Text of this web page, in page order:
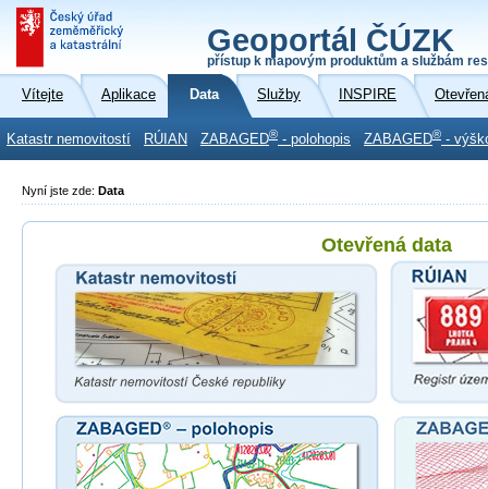
Geoportál ČÚZK
přístup k mapovým produktům a službám
Vítejte Aplikace Data Služby INSPIRE
Katastr nemovitostí RÚIAN ZABAGED® - polohopis ZABAGED® -
Nyní jste zde: Data
Otevřená data